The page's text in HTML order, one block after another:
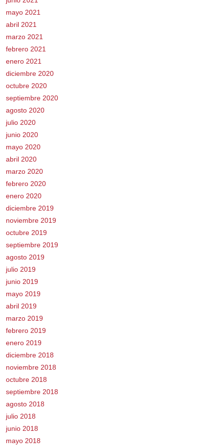
mayo 2021
abril 2021
marzo 2021
febrero 2021
enero 2021
diciembre 2020
octubre 2020
septiembre 2020
agosto 2020
julio 2020
junio 2020
mayo 2020
abril 2020
marzo 2020
febrero 2020
enero 2020
diciembre 2019
noviembre 2019
octubre 2019
septiembre 2019
agosto 2019
julio 2019
junio 2019
mayo 2019
abril 2019
marzo 2019
febrero 2019
enero 2019
diciembre 2018
noviembre 2018
octubre 2018
septiembre 2018
agosto 2018
julio 2018
junio 2018
mayo 2018